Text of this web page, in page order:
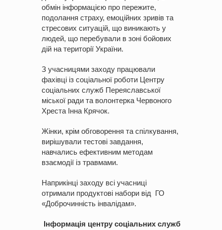
обмін інформацією про пережите,
подолання страху, емоційних зривів та
стресових ситуацій, що виникають у
людей, що перебували в зоні бойових
дій на території України.
З учасницями заходу працювали
фахівці із соціальної роботи Центру
соціальних служб Переяславської
міської ради та волонтерка Червоного
Хреста Інна Крячок.
Жінки, крім обговорення та спілкування,
вирішували тестові завдання,
навчались ефективним методам
взаємодії із травмами.
Наприкінці заходу всі учасниці
отримали продуктові набори від ГО
«Доброчинність інвалідам».
Інформація центру соціальних служб